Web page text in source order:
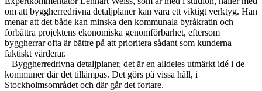
om att byggherredrivna detaljplaner kan vara ett viktigt verktyg. Han
menar att det både kan minska den kommunala byråkratin och
förbättra projektens ekonomiska genomförbarhet, eftersom
byggherrar ofta är bättre på att prioritera sådant som kunderna
faktiskt värderar.
– Byggherredrivna detaljplaner, det är en alldeles utmärkt idé i de
kommuner där det tillämpas. Det görs på vissa håll, i
Stockholmsområdet och där går det fortare.